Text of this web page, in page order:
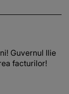
Guvernul Ilie
facturilor!